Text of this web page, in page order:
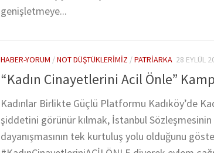
genişletmeye...
HABER-YORUM /NOT DÜŞTÜKLERIMIZ /PATRIARKA 28 EYLÜL
“Kadın Cinayetlerini Acil Önle”
Kadınlar Birlikte Güçlü Platformu Kadıköy’de
şiddetini görünür kılmak, İstanbul
dayanışmasının tek kurtuluş yolu olduğunu